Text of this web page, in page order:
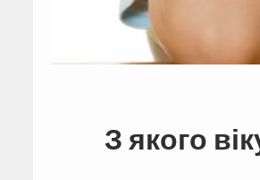
З якого